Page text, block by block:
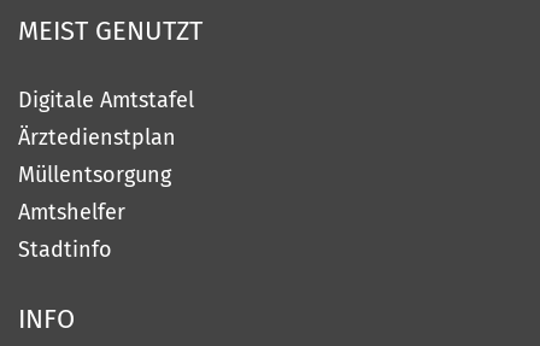
MEIST GENUTZT
Digitale Amtstafel
Ärztedienstplan
Müllentsorgung
Amtshelfer
Stadtinfo
INFO